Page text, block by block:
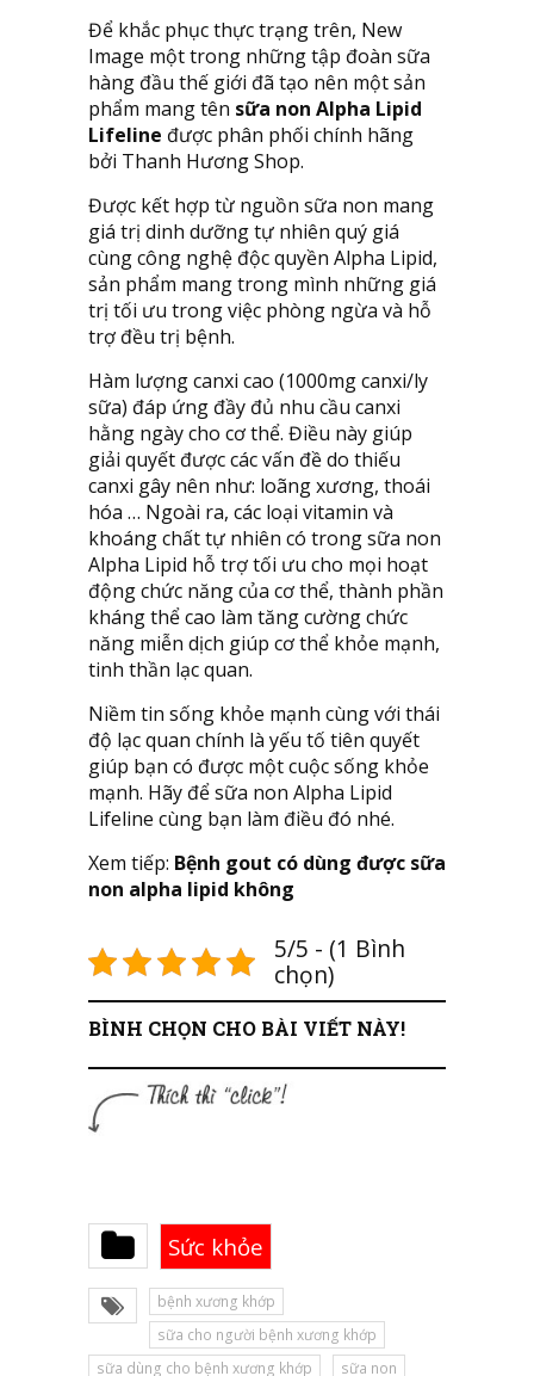
Để khắc phục thực trạng trên, New
Image một trong những tập đoàn sữa
hàng đầu thế giới đã tạo nên một sản
phẩm mang tên sữa non Alpha Lipid
Lifeline được phân phối chính hãng
bởi Thanh Hương Shop.
Được kết hợp từ nguồn sữa non mang
giá trị dinh dưỡng tự nhiên quý giá
cùng công nghệ độc quyền Alpha Lipid,
sản phẩm mang trong mình những giá
trị tối ưu trong việc phòng ngừa và hỗ
trợ đều trị bệnh.
Hàm lượng canxi cao (1000mg canxi/ly
sữa) đáp ứng đầy đủ nhu cầu canxi
hằng ngày cho cơ thể. Điều này giúp
giải quyết được các vấn đề do thiếu
canxi gây nên như: loãng xương, thoái
hóa … Ngoài ra, các loại vitamin và
khoáng chất tự nhiên có trong sữa non
Alpha Lipid hỗ trợ tối ưu cho mọi hoạt
động chức năng của cơ thể, thành phần
kháng thể cao làm tăng cường chức
năng miễn dịch giúp cơ thể khỏe mạnh,
tinh thần lạc quan.
Niềm tin sống khỏe mạnh cùng với thái
độ lạc quan chính là yếu tố tiên quyết
giúp bạn có được một cuộc sống khỏe
mạnh. Hãy để sữa non Alpha Lipid
Lifeline cùng bạn làm điều đó nhé.
Xem tiếp: Bệnh gout có dùng được sữa
non alpha lipid không
5/5 - (1 Bình
chọn)
BÌNH CHỌN CHO BÀI VIẾT NÀY!
Sức khỏe
bệnh xương khớp
sữa cho người bệnh xương khớp
sữa dùng cho bệnh xương khớp
sữa non